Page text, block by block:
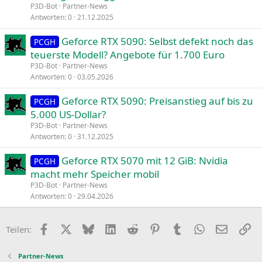
P3D-Bot Partner-News
Antworten 0 21.12.2025
PCGH
Geforce RTX 5090: Selbst defekt noch das
teuerste Modell? Angebote für 1.700 Euro
P3D-Bot Partner-News
Antworten 0 03.05.2026
PCGH
Geforce RTX 5090: Preisanstieg auf bis zu
5.000 US-Dollar?
P3D-Bot Partner-News
Antworten 0 31.12.2025
PCGH
Geforce RTX 5070 mit 12 GiB: Nvidia
macht mehr Speicher mobil
P3D-Bot Partner-News
Antworten 0 29.04.2026
Teilen: Facebook BlueskyLinkedIn
Reddit PinterestTumblr WhatsApp
E-Mail
Partner-News